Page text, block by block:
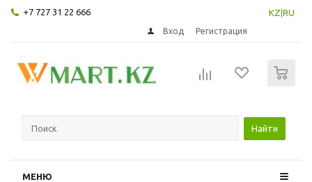
+7 727 31 22 666 KZ RU
Вход Регистрация
Найти
МЕНЮ